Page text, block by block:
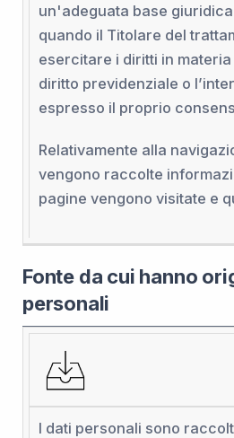
un'adeguata base
quando il Titolare del
esercitare i diritti in
diritto previdenziale o
espresso il proprio
Relativamente alla
vengono raccolte
pagine vengono visitate e
Fonte da cui hanno
personali
I dati personali sono